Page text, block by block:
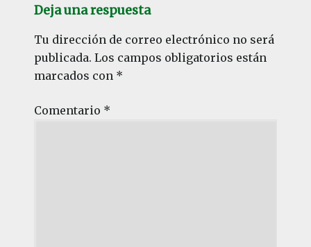
Deja una respuesta
Tu dirección de correo electrónico no será
publicada. Los campos obligatorios están
marcados con *
Comentario *